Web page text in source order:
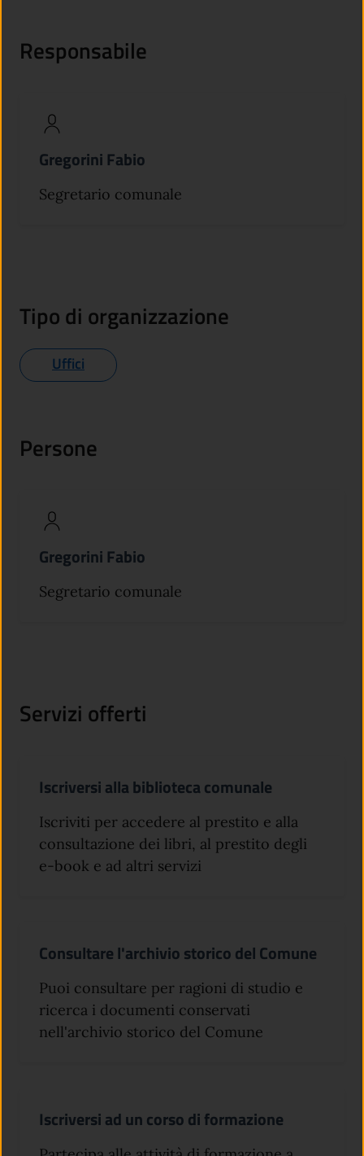
Responsabile
Gregorini Fabio
Segretario comunale
Tipo di organizzazione
Uffici
Persone
Gregorini Fabio
Segretario comunale
Servizi offerti
Iscriversi alla biblioteca comunale
Iscriviti per accedere al prestito e alla
consultazione dei libri, al prestito degli
e-book e ad altri servizi
Consultare l'archivio storico del Comune
Puoi consultare per ragioni di studio e
ricerca i documenti conservati
nell'archivio storico del Comune
Iscriversi ad un corso di formazione